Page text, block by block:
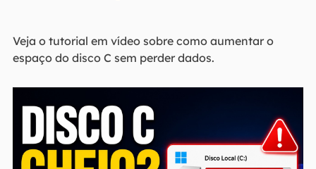
Veja o tutorial em vídeo sobre como aumentar o
espaço do disco C sem perder dados.